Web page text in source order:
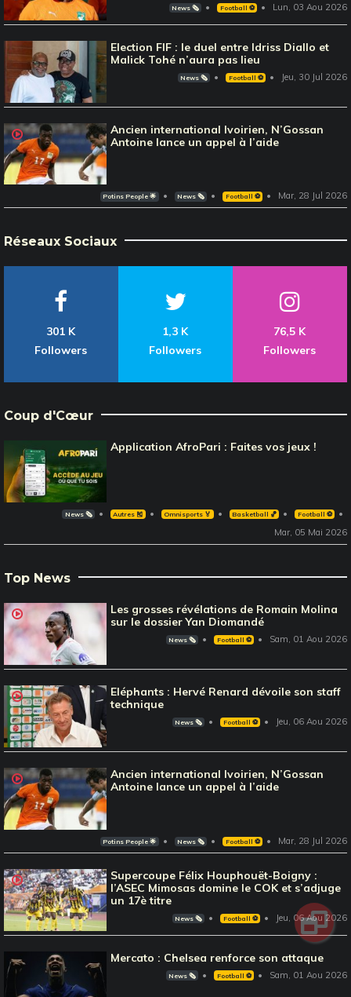
News 🗞️ Football ⚽️ Lun, 03 Aou 2026
Election FIF : le duel entre Idriss Diallo et
Malick Tohé n’aura pas lieu
News 🗞️ Football ⚽️ Jeu, 30 Jul 2026
Ancien international Ivoirien, N’Gossan
Antoine lance un appel à l’aide
Potins People 🌟 News 🗞️ Football ⚽️ Mar, 28 Jul 2026
Réseaux Sociaux
301 K
Followers
1,3 K
Followers
76,5 K
Followers
Coup d'Cœur
Application AfroPari : Faites vos jeux !
News 🗞️ Autres 🎽 Omnisports 🏅 Basketball 🏀 Football ⚽️
Mar, 05 Mai 2026
Top News
Les grosses révélations de Romain Molina
sur le dossier Yan Diomandé
News 🗞️ Football ⚽️ Sam, 01 Aou 2026
Eléphants : Hervé Renard dévoile son staff
technique
News 🗞️ Football ⚽️ Jeu, 06 Aou 2026
Ancien international Ivoirien, N’Gossan
Antoine lance un appel à l’aide
Potins People 🌟 News 🗞️ Football ⚽️ Mar, 28 Jul 2026
Supercoupe Félix Houphouët-Boigny :
l’ASEC Mimosas domine le COK et s’adjuge
un 17è titre
News 🗞️ Football ⚽️ Jeu, 06 Aou 2026
Mercato : Chelsea renforce son attaque
News 🗞️ Football ⚽️ Sam, 01 Aou 2026